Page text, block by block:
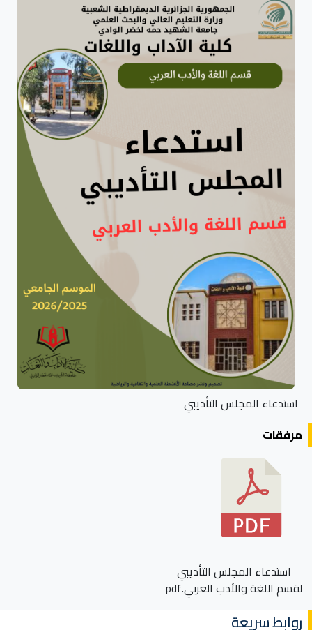
استدعاء المجلس التأديبي
مرفقات
استدعاء المجلس التأديبي
لقسم اللغة والأدب العربي.pdf
روابط سريعة